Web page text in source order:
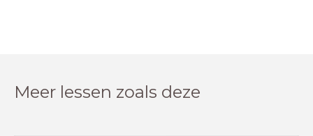
Meer lessen zoals deze